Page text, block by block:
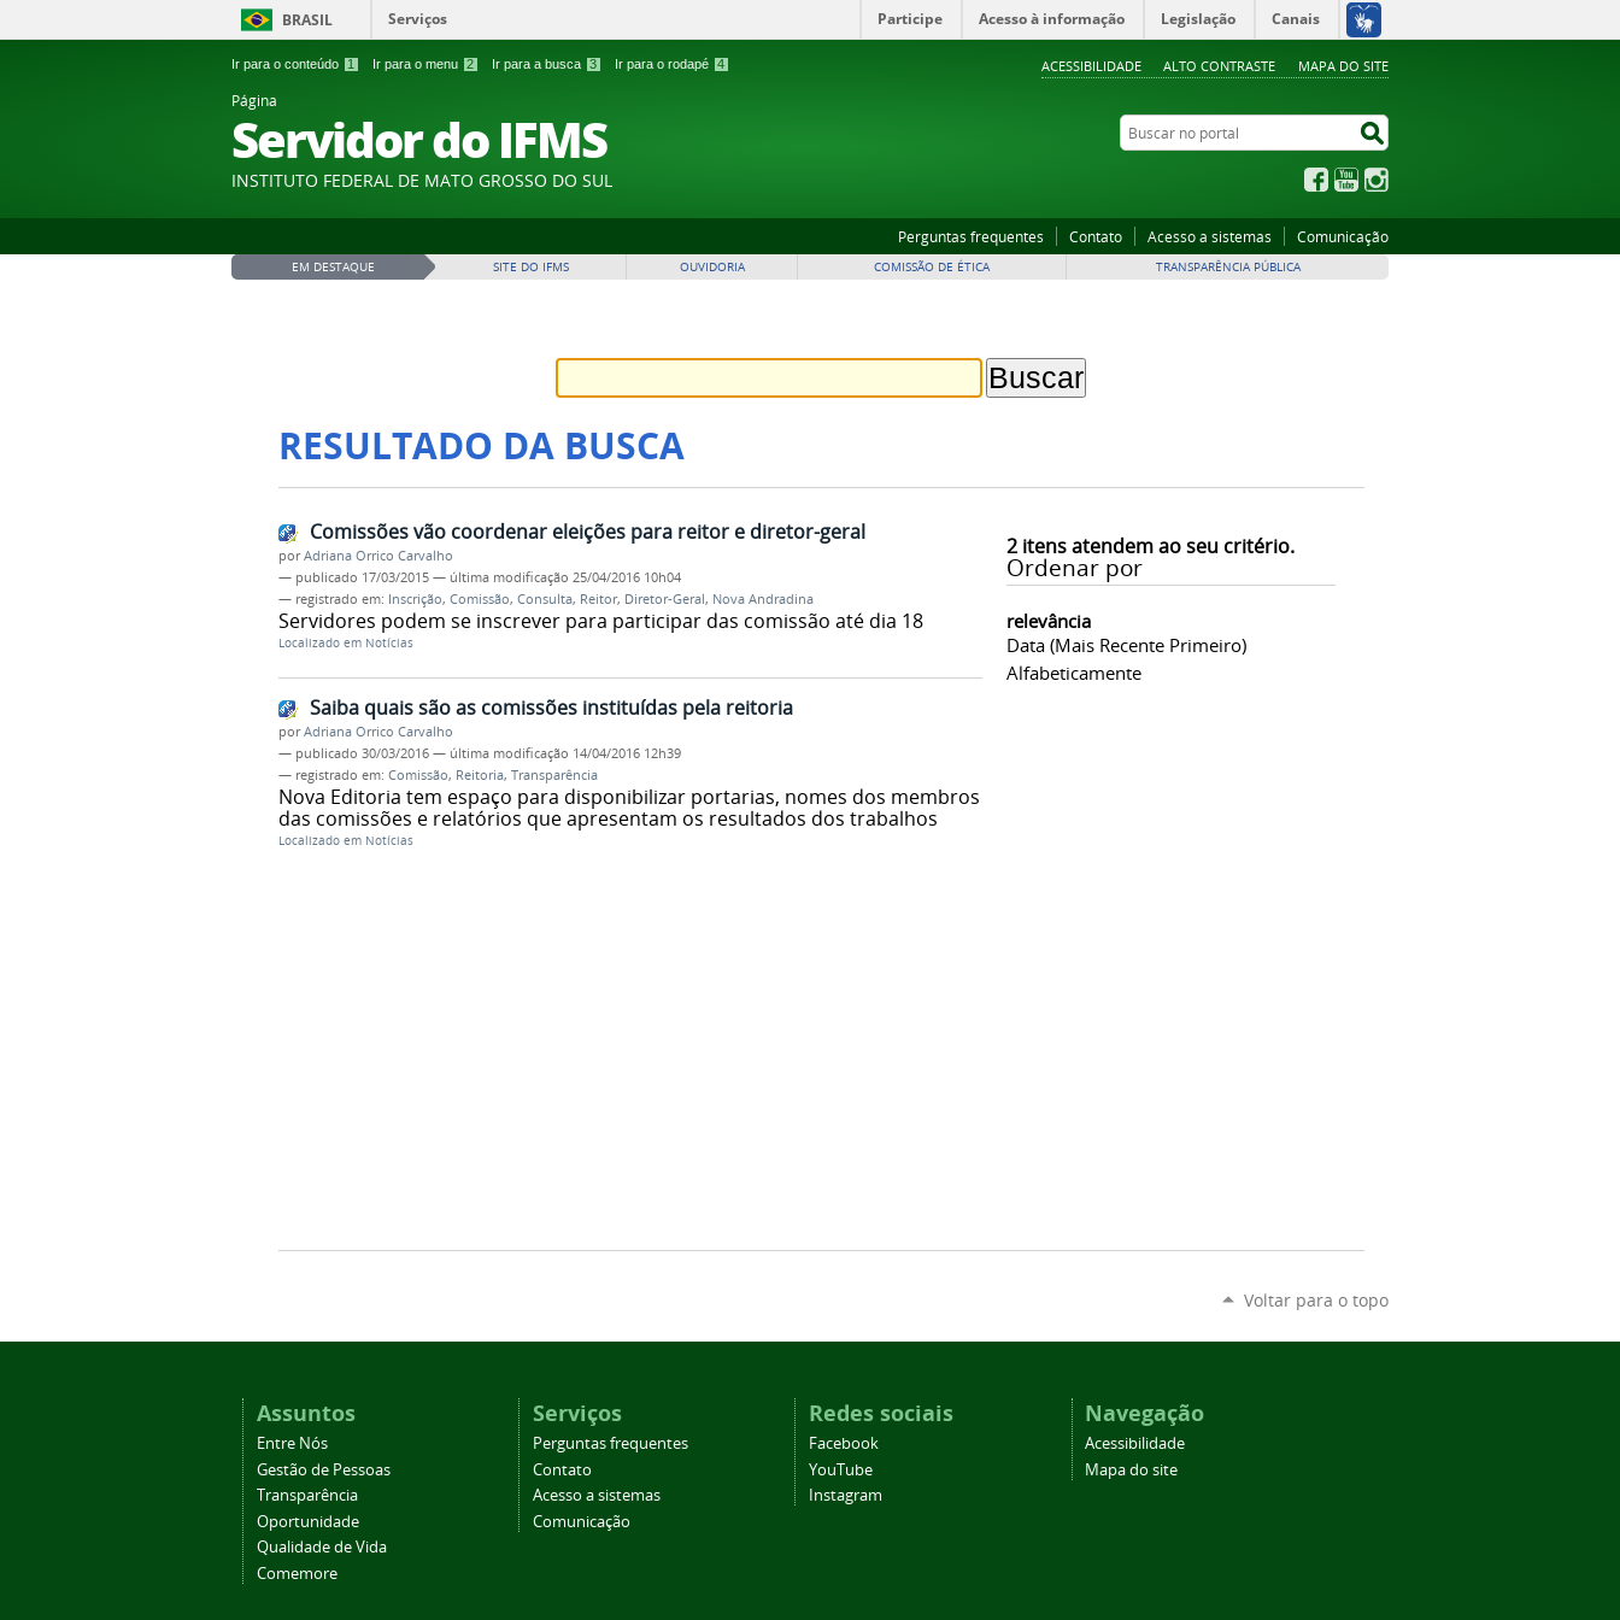
Ir para o conteúdo 1 Ir para o menu 2 Ir para a busca 3 Ir para o rodapé 4 ACESSIBILIDADE ALTO CONTRASTE MAPA DO SITE
BRASIL Serviços Participe Acesso à informação Legislação Canais
Página
Servidor do IFMS
INSTITUTO FEDERAL DE MATO GROSSO DO SUL
Buscar no portal
FacebookYouTube
Perguntas frequentes Contato Acesso a sistemas Comunicação
EM DESTAQUE SITE DO IFMS OUVIDORIA COMISSÃO DE ÉTICA TRANSPARÊNCIA PÚBLICA
RESULTADO DA BUSCA
2itens atendem ao seu critério.
Ordenar por
relevância
Data (mais Recente Primeiro)
Alfabeticamente
Comissões vão coordenar eleições para reitor e diretor-geral
porAdriana Orrico Carvalho
— publicado 17/03/2015 — última modificação 25/04/2016 10h04
— registrado em: Inscrição, Comissão, Consulta, Reitor, Diretor-Geral, Nova Andradina
Servidores podem se inscrever para participar das comissão até dia 18
Localizado em Notícias
Saiba quais são as comissões instituídas pela reitoria
porAdriana Orrico Carvalho
— publicado 30/03/2016 — última modificação 14/04/2016 12h39
— registrado em: Comissão, Reitoria, Transparência
Nova Editoria tem espaço para disponibilizar portarias, nomes dos membros
das comissões e relatórios que apresentam os resultados dos trabalhos
Localizado em Notícias
Voltar para o topo
Assuntos
Entre Nós
Gestão de Pessoas
Transparência
Oportunidade
Qualidade de Vida
Comemore
Serviços
Perguntas frequentes
Contato
Acesso a sistemas
Comunicação
Redes sociais
Facebook
YouTube
Instagram
Navegação
Acessibilidade
Mapa do site